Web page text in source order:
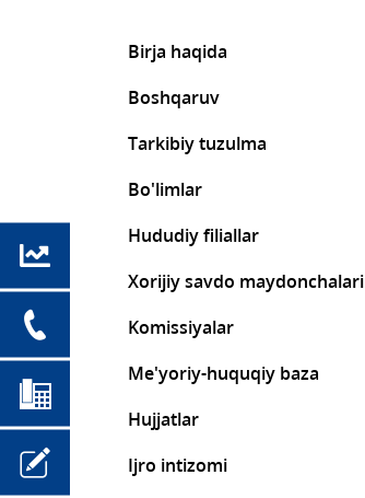
Birja haqida
Boshqaruv
Tarkibiy tuzulma
Bo'limlar
Hududiy filiallar
Xorijiy savdo maydonchalari
Komissiyalar
Me'yoriy-huquqiy baza
Hujjatlar
Ijro intizomi